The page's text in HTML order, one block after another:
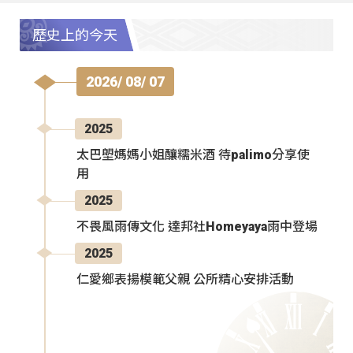
歷史上的今天
2026/ 08/ 07
2025
太巴塱媽媽小姐釀糯米酒 待palimo分享使
用
2025
不畏風雨傳文化 達邦社Homeyaya雨中登場
2025
仁愛鄉表揚模範父親 公所精心安排活動